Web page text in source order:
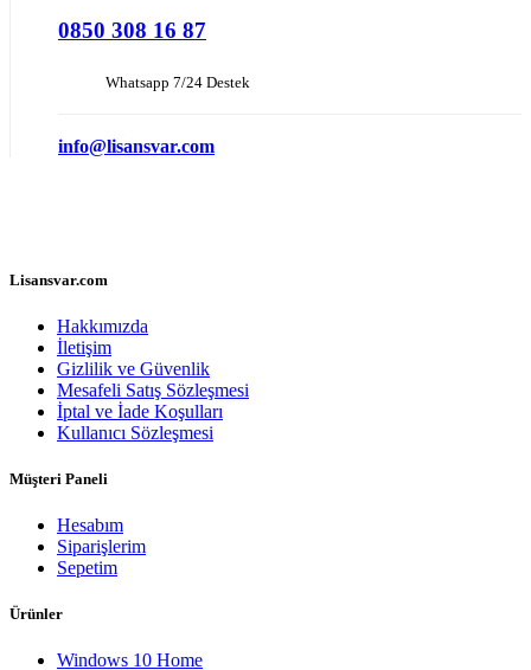
0850 308 16 87
Whatsapp 7/24 Destek
info@lisansvar.com
Lisansvar.com
Hakkımızda
İletişim
Gizlilik ve Güvenlik
Mesafeli Satış Sözleşmesi
İptal ve İade Koşulları
Kullanıcı Sözleşmesi
Müşteri Paneli
Hesabım
Siparişlerim
Sepetim
Ürünler
Windows 10 Home